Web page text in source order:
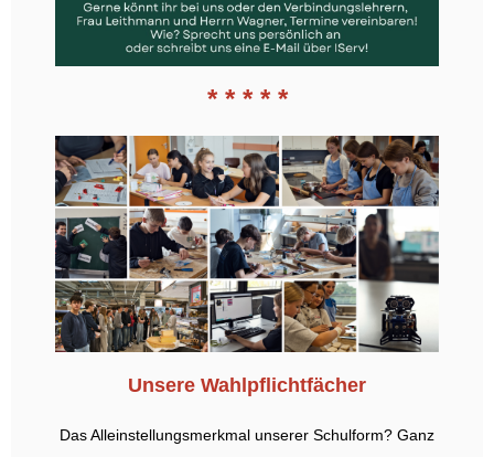
* * * * *
Unsere Wahlpflichtfächer
Das Alleinstellungsmerkmal unserer Schulform? Ganz